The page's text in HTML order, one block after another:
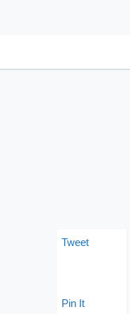
Tweet
Pin It